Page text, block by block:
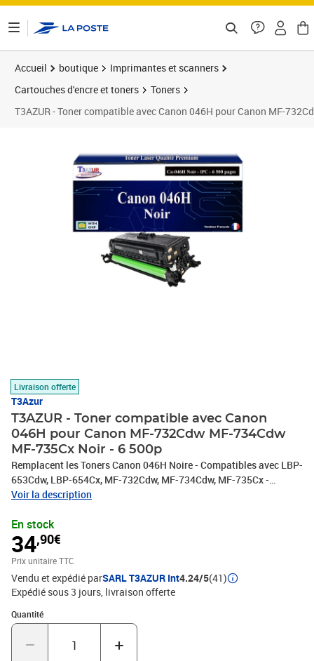
Accueil boutique
Imprimantes et scanners
Cartouches d'encre et toners
Toners
T3AZUR - Toner compatible avec Canon 046H pour Canon MF-
Livraison offerte
T3Azur
T3AZUR - Toner compatible avec Canon
046H pour Canon MF-732Cdw MF-734Cdw
MF-735Cx Noir - 6 500p
Remplacent les Toners Canon 046H Noire - Compatibles avec LBP-
653Cdw, LBP-654Cx, MF-732Cdw, MF-734Cdw, MF-735Cx -
Capacité: 6 500 pages avec un rendement de 5% , repondent à
. Encre de haute qualité qui garantie une excellence qualité
d'impression - Marque T3AZUR
Voir la description
En stock
34,90€
Prix unitaire TTC
Vendu et expédié parSARL T3AZUR Int4.24/5(41)
Expédié sous 3 jours livraison offerte
Quantité
Quantité : 1